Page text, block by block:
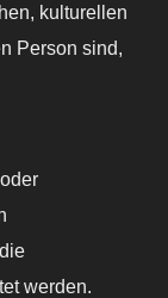
kulturellen
Person sind,
werden.